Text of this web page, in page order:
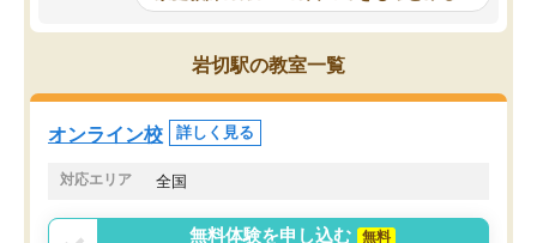
科目が増えてきました！あと1年受験ま
であるので無料の週末教室を使用しな
がら頑張って欲しいと思います！
岩切駅の教室一覧
オンライン校 詳しく見る
対応エリア 全国
無料体験を申し込む 無料